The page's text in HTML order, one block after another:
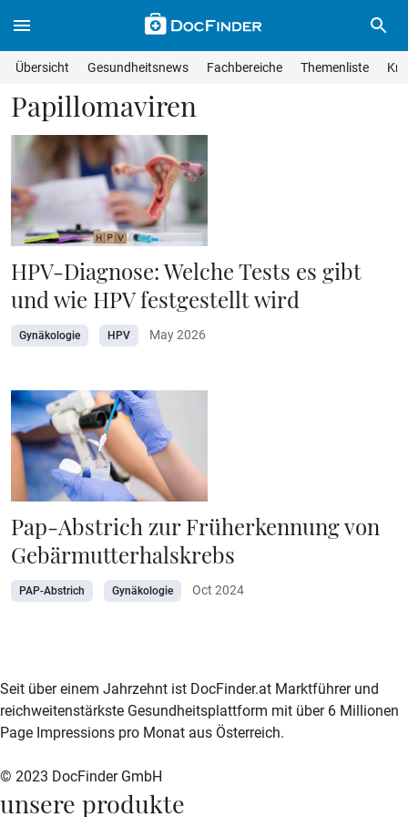
Übersicht Gesundheitsnews Fachbereiche ThemenlisteSuche
Papillomaviren
HPV-Diagnose: Welche Tests es gibt
und wie HPV festgestellt wird
Gynäkologie HPV May 2026
Pap-Abstrich zur Früherkennung von
Gebärmutterhalskrebs
PAP-Abstrich Gynäkologie Oct 2024
zur DocFinder-Startseite
logo icon
Seit über einem Jahrzehnt ist DocFinder.at Marktführer und
reichweitenstärkste Gesundheitsplattform mit über 6 Millionen
Page Impressions pro Monat aus Österreich.
© 2023 DocFinder GmbH
unsere produkte